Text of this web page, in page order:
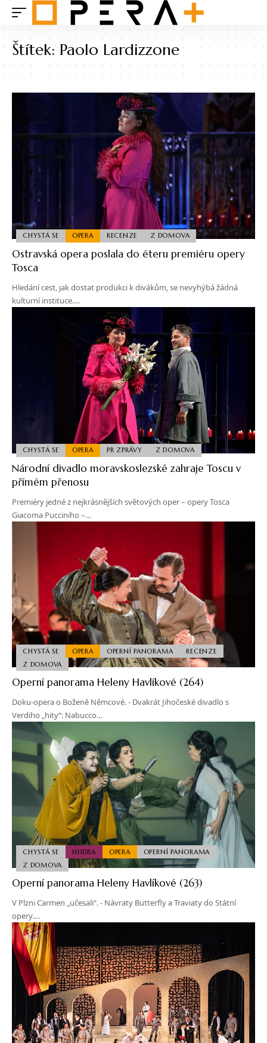
Štítek:Paolo Lardizzone
CHYSTÁ SE OPERA RECENZE Z DOMOVA
Ostravská opera poslala do éteru premiéru opery
Tosca
Hledání cest, jak dostat produkci k divákům, se nevyhýbá žádná
kulturní instituce.…
CHYSTÁ SE OPERA PR ZPRÁVY Z DOMOVA
Národní divadlo moravskoslezské zahraje Toscu v
přímém přenosu
Premiéry jedné z nejkrásnějších světových oper – opery Tosca
Giacoma Pucciniho –…
CHYSTÁ SE OPERA OPERNÍ PANORAMA
RECENZE
Z DOMOVA
Operní panorama Heleny Havlíkové (264)
Doku-opera o Boženě Němcové. - Dvakrát Jihočeské divadlo s
Verdiho „hity“: Nabucco…
CHYSTÁ SE HUDBA OPERA
OPERNÍ PANORAMA
Z DOMOVA
Operní panorama Heleny Havlíkové (263)
V Plzni Carmen „učesali“. - Návraty Butterfly a Traviaty do Státní
opery.…